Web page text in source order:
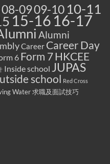
08-0909-10 10-11
15-16 16-17
Alumni
Career Career Day
6 Form 7HKCEE
Inside school JUPAS
school
Red Cross
Water 求職及面試技巧